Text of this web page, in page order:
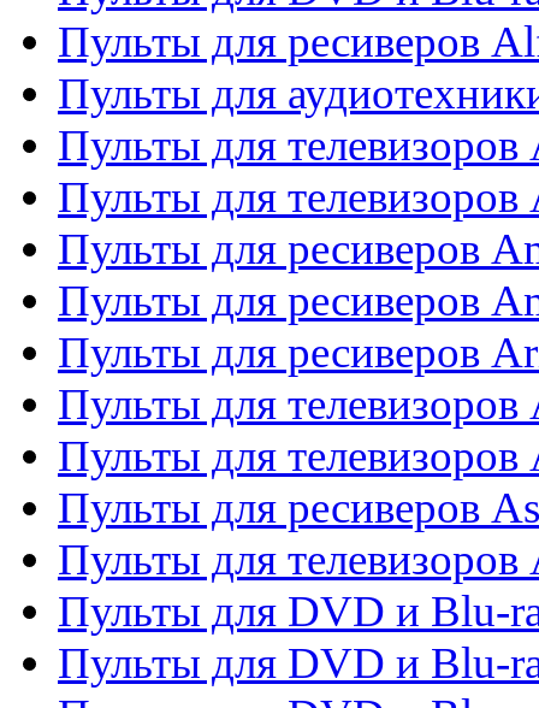
Пульты для ресиверов
Пульты для
Пульты для
Пульты для
Пульты для ресиверов
Пульты для ресиверов
Пульты для ресиверов
Пульты для
Пульты для телевизоров
Пульты для ресиверов
Пульты для телевизоров
Пульты для DVD и Blu-
Пульты для DVD и Blu-